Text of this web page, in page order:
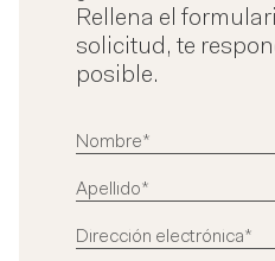
Rellena el
solicitud, te
posible.